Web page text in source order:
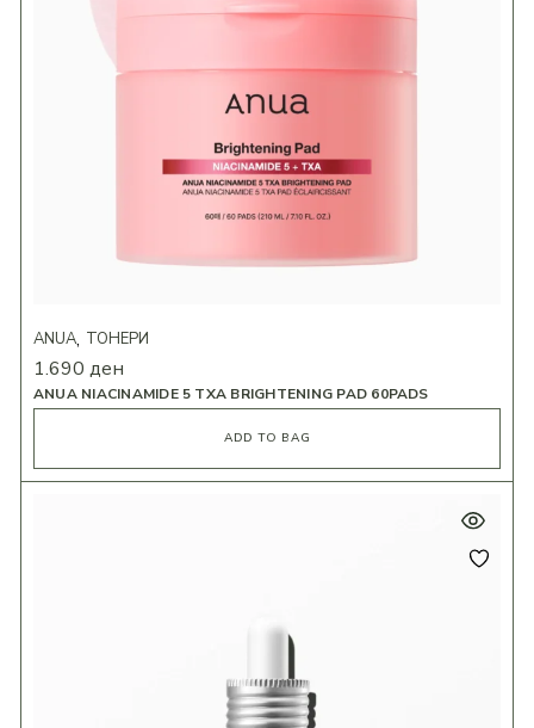
ANUA NIACINAMIDE 5 TXA BRIGHTENING PAD 60PADS
ANUA ТОНЕРИ
1.690 ден
ADD TO BAG